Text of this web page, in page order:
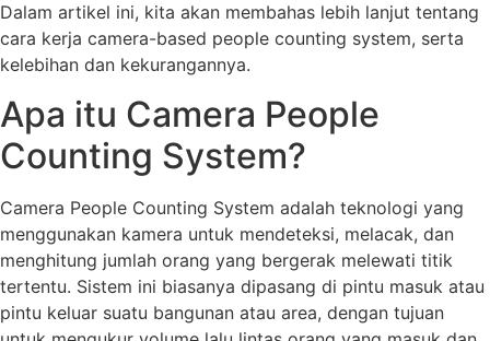
Dalam artikel ini, kita akan membahas lebih lanjut tentang
cara kerja camera-based people counting system, serta
kelebihan dan kekurangannya.
Apa itu Camera People
Counting System?
Camera People Counting System adalah teknologi yang
menggunakan kamera untuk mendeteksi, melacak, dan
menghitung jumlah orang yang bergerak melewati titik
tertentu. Sistem ini biasanya dipasang di pintu masuk atau
pintu keluar suatu bangunan atau area, dengan tujuan